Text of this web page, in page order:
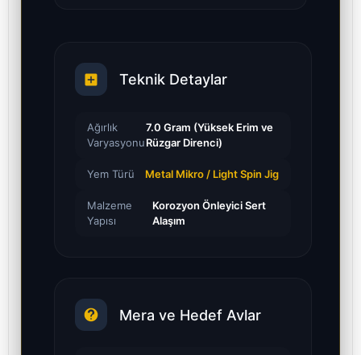
Teknik Detaylar
Ağırlık
Varyasyonu
7.0 Gram (Yüksek Erim ve
Rüzgar Direnci)
Yem Türü Metal Mikro / Light Spin Jig
Malzeme
Yapısı
Korozyon Önleyici Sert
Alaşım
Mera ve Hedef Avlar